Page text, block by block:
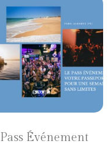
Pass Événement